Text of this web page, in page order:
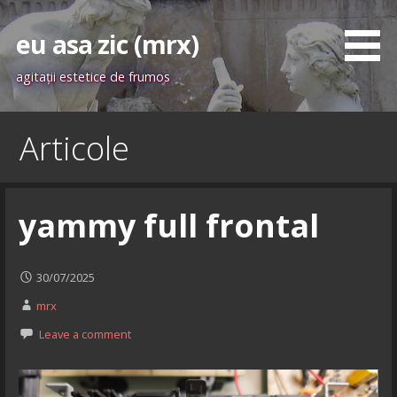
Skip
to
content
eu asa zic (mrx)
agitaţii estetice de frumos
Articole
yammy full frontal
30/07/2025
mrx
Leave a comment